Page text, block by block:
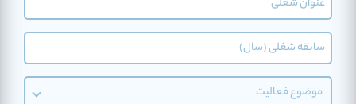
موضوع فعالیت